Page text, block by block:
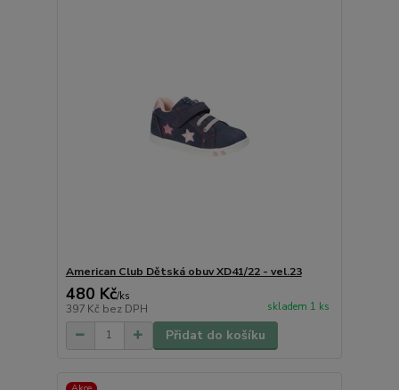
American Club Dětská obuv XD41/22 - vel.23
480 Kč/ks
397 Kč bez DPH skladem 1 ks
Přidat do košíku